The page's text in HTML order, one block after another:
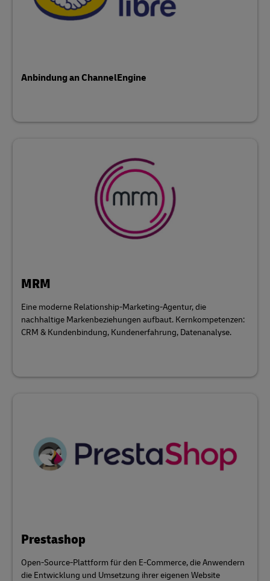
Anbindung an ChannelEngine
MRM
Eine moderne Relationship-Marketing-Agentur, die
nachhaltige Markenbeziehungen aufbaut. Kernkompetenzen:
CRM & Kundenbindung, Kundenerfahrung, Datenanalyse.
Prestashop
Open-Source-Plattform für den E-Commerce, die Anwendern
die Entwicklung und Umsetzung ihrer eigenen Website